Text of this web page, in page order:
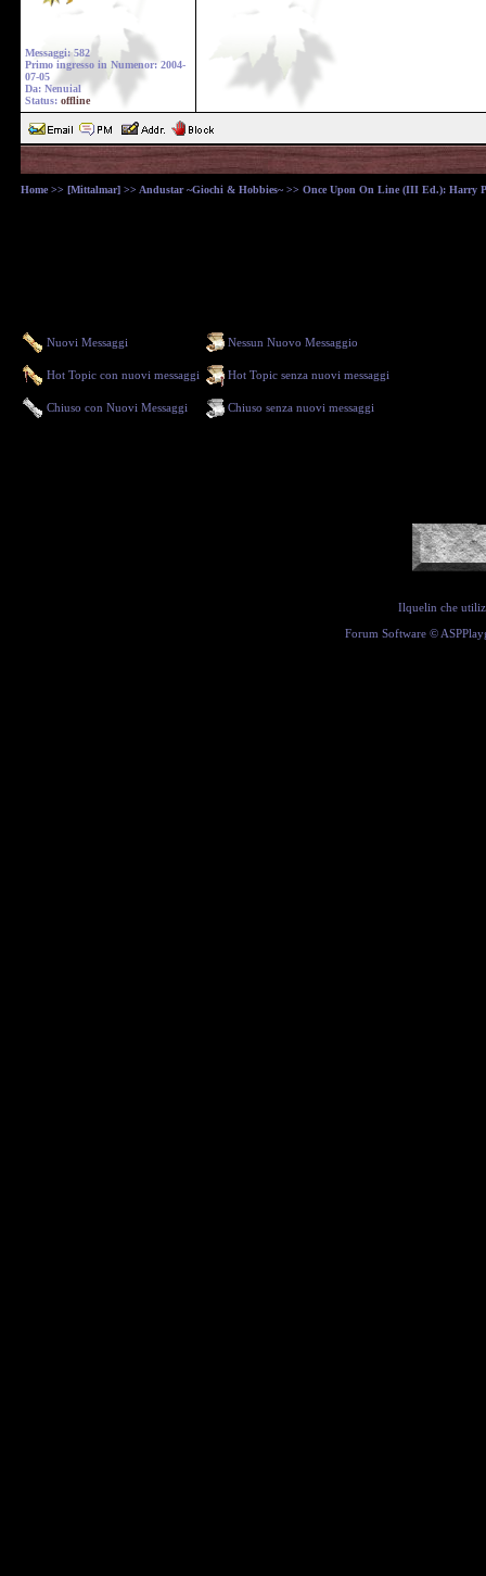
Messaggi: 582
Primo ingresso in Numenor: 2004-
07-05
Da: Nenuial
Status: offline
Home >> [Mittalmar] >> Andustar ~Giochi & Hobbies~ >> Once Upon On Line (III Ed.): Harry
Nuovi Messaggi Nessun Nuovo Messaggio
Hot Topic con nuovi messaggi Hot Topic senza nuovi messaggi
Chiuso con Nuovi Messaggi Chiuso senza nuovi messaggi
Ilquelin che
Forum Software ©